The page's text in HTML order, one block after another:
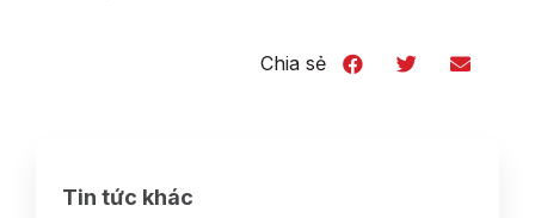
Chia sẻ
Tin tức khác